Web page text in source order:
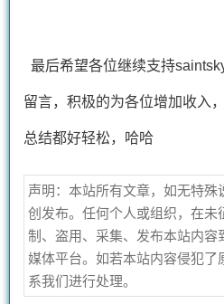
最后希望各位继续支持
留言，积极的为各位增加收入
总结都好轻松，哈哈
声明：本站所有文章，如无特殊
创发布。任何个人或组织，在未
制、盗用、采集、发布本站内容
媒体平台。如若本站内容侵犯了
系我们进行处理。